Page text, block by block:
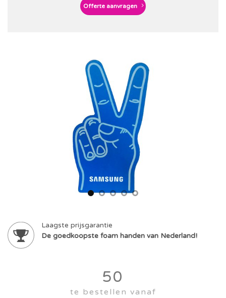
Offerte aanvragen
Laagste prijsgarantie
De goedkoopste foam handen van Nederland!
50
te bestellen vanaf